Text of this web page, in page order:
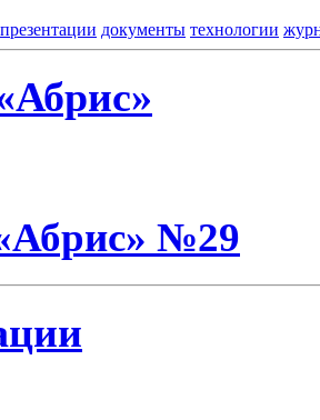
презентации документы технологии
№29